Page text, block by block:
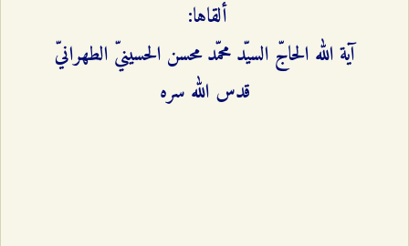
ألقاها:
آية الله الحاجّ السيّد محمّد محسن الحسينيّ الطهرانيّ
قدس الله سره